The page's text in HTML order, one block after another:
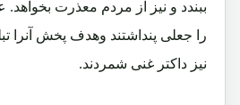
ببندد و نیز از مردم معذرت بخواهد.
را جعلی پنداشتند وهدف پخش آنرا
نیز داکتر غنی شمردند.